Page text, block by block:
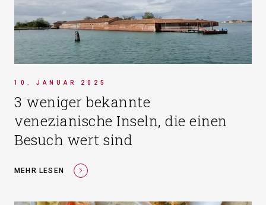
10. JANUAR 2025
3 weniger bekannte
venezianische Inseln, die einen
Besuch wert sind
MEHR LESEN